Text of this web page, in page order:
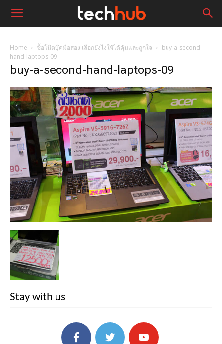
Home ซื้อโน๊ตบุ๊คมือสอง เลือกยังไงให้ได้คุ้มและถูกใจ
buy-a-second-
hand-laptops-09
buy-a-second-hand-laptops-09
Stay with us